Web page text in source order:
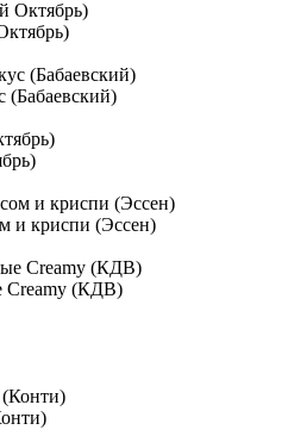
(Бабаевский)
и криспи (Эссен)
Creamy (КДВ)